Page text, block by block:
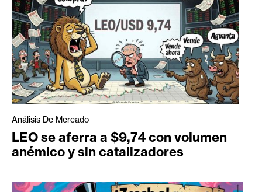
Análisis De Mercado
LEO se aferra a $9,74 con volumen
anémico y sin catalizadores